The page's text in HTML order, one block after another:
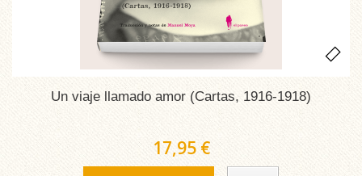
Un viaje llamado amor (Cartas, 1916-1918)
17,95 €